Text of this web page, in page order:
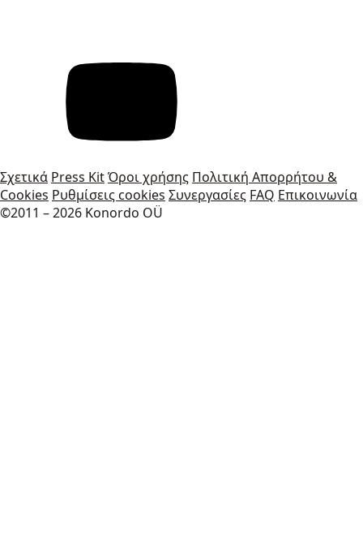
Σχετικά Press KitΌροι χρήσης Πολιτική Απορρήτου &
Cookies Ρυθμίσεις cookies Συνεργασίες FAQ Επικοινωνία
©2011 – 2026 Konordo OÜ